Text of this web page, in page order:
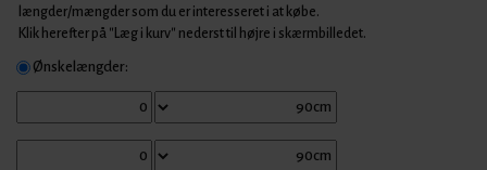
længder/mængder som du er interesseret i at købe.
Klik herefter på "Læg i kurv" nederst til højre i skærmbilledet.
Ønskelængder: